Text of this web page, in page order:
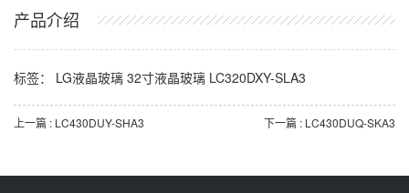
产品介绍
标签： LG液晶玻璃 32寸液晶玻璃 LC320DXY-SLA3
上一篇 : LC430DUY-SHA3 下一篇 : LC430DUQ-SKA3